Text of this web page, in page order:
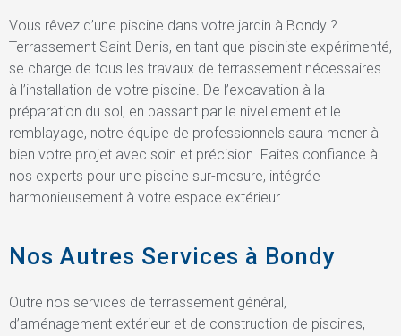
Vous rêvez d’une piscine dans votre jardin à Bondy ?
Terrassement Saint-Denis, en tant que pisciniste expérimenté,
se charge de tous les travaux de terrassement nécessaires
à l’installation de votre piscine. De l’excavation à la
préparation du sol, en passant par le nivellement et le
remblayage, notre équipe de professionnels saura mener à
bien votre projet avec soin et précision. Faites confiance à
nos experts pour une piscine sur-mesure, intégrée
harmonieusement à votre espace extérieur.
Nos Autres Services à Bondy
Outre nos services de terrassement général,
d’aménagement extérieur et de construction de piscines,